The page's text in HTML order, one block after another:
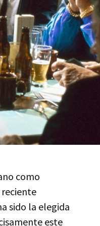
como
sido la elegida
este